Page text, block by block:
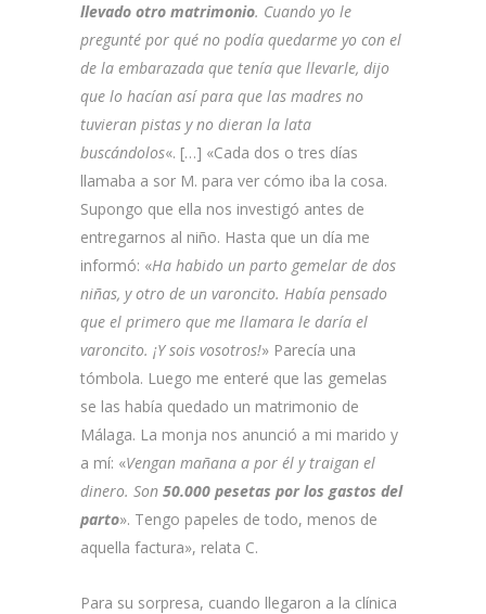
llevado otro matrimonio. Cuando yo le
pregunté por qué no podía quedarme yo con el
de la embarazada que tenía que llevarle, dijo
que lo hacían así para que las madres no
tuvieran pistas y no dieran la lata
buscándolos«. […] «Cada dos o tres días
llamaba a sor M. para ver cómo iba la cosa.
Supongo que ella nos investigó antes de
entregarnos al niño. Hasta que un día me
informó: «Ha habido un parto gemelar de dos
niñas, y otro de un varoncito. Había pensado
que el primero que me llamara le daría el
varoncito. ¡Y sois vosotros!» Parecía una
tómbola. Luego me enteré que las gemelas
se las había quedado un matrimonio de
Málaga. La monja nos anunció a mi marido y
a mí: «Vengan mañana a por él y traigan el
dinero. Son 50.000 pesetas por los gastos del
parto». Tengo papeles de todo, menos de
aquella factura», relata C.
Para su sorpresa, cuando llegaron a la clínica